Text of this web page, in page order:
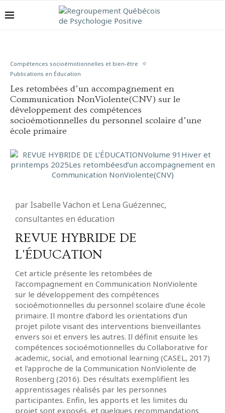
Compétences socioémotionnelles et bien-être
Publications en Éducation
Les retombées d’un accompagnement en
Communication NonViolente(CNV) sur le
développement des compétences
socioémotionnelles du personnel scolaire d’une
école primaire
par Isabelle Vachon et Lena Guézennec,
consultantes en éducation
REVUE HYBRIDE DE
L'ÉDUCATION
Cet article présente les retombées de
l'accompagnement en Communication NonViolente
sur le développement des compétences
socioémotionnelles du personnel scolaire d'une école
primaire. Il montre d’abord les orientations d’un
projet pilote visant des interventions bienveillantes
envers soi et envers les autres. Il définit ensuite les
compétences socioémotionnelles du Collaborative for
academic, social, and emotional learning (CASEL, 2017)
et l'approche de la Communication NonViolente de
Rosenberg (2016). Des résultats exemplifient les
apprentissages réalisés par les personnes
participantes. Enfin, les apports et les limites du
projet sont exposés, et quelques recommandations